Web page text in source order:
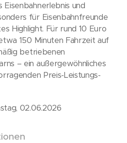
Eisenbahnerlebnis und
für Eisenbahnfreunde
Highlight. Für rund 10 Euro
150 Minuten Fahrzeit auf
betriebenen
– ein außergewöhnliches
Preis-Leistungs-
02.06.2026